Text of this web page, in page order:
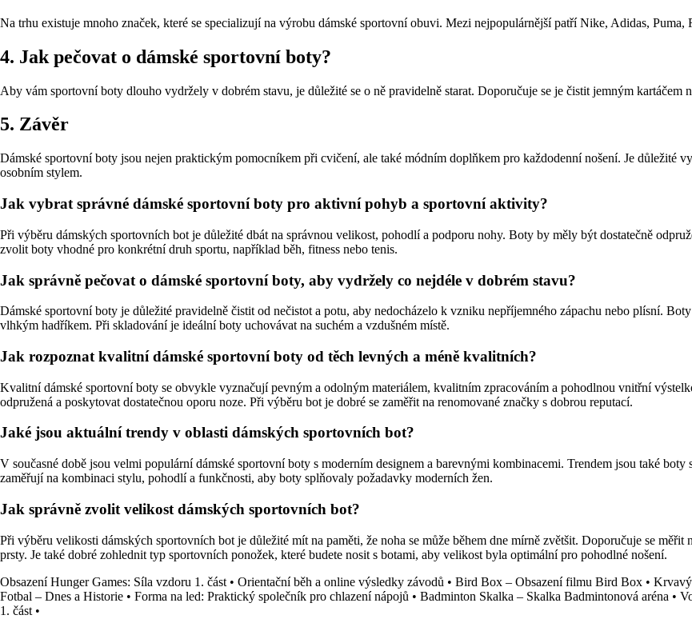
Na trhu existuje mnoho značek, které se specializují na výrobu dámské sportovní obuvi. Mezi nejpopulárnější patří Nike, Adidas, Puma,
4. Jak pečovat o dámské sportovní boty?
Aby vám sportovní boty dlouho vydržely v dobrém stavu, je důležité se o ně pravidelně starat. Doporučuje se je čistit jemným kartáčem
5. Závěr
Dámské sportovní boty jsou nejen praktickým pomocníkem při cvičení, ale také módním doplňkem pro každodenní nošení. Je důležité
osobním stylem.
Jak vybrat správné dámské sportovní boty pro aktivní pohyb a sportovní aktivity?
Při výběru dámských sportovních bot je důležité dbát na správnou velikost, pohodlí a podporu nohy. Boty by měly být dostatečně
zvolit boty vhodné pro konkrétní druh sportu, například běh, fitness nebo tenis.
Jak správně pečovat o dámské sportovní boty, aby vydržely co nejdéle v dobrém stavu?
Dámské sportovní boty je důležité pravidelně čistit od nečistot a potu, aby nedocházelo k vzniku nepříjemného zápachu nebo plísní.
vlhkým hadříkem. Při skladování je ideální boty uchovávat na suchém a vzdušném místě.
Jak rozpoznat kvalitní dámské sportovní boty od těch levných a méně kvalitních?
Kvalitní dámské sportovní boty se obvykle vyznačují pevným a odolným materiálem, kvalitním zpracováním a pohodlnou vnitřní
odpružená a poskytovat dostatečnou oporu noze. Při výběru bot je dobré se zaměřit na renomované značky s dobrou reputací.
Jaké jsou aktuální trendy v oblasti dámských sportovních bot?
V současné době jsou velmi populární dámské sportovní boty s moderním designem a barevnými kombinacemi. Trendem jsou také
zaměřují na kombinaci stylu, pohodlí a funkčnosti, aby boty splňovaly požadavky moderních žen.
Jak správně zvolit velikost dámských sportovních bot?
Při výběru velikosti dámských sportovních bot je důležité mít na paměti, že noha se může během dne mírně zvětšit. Doporučuje se
prsty. Je také dobré zohlednit typ sportovních ponožek, které budete nosit s botami, aby velikost byla optimální pro pohodlné nošení.
Obsazení Hunger Games: Síla vzdoru 1. část • Orientační běh a online výsledky závodů • Bird Box – Obsazení filmu Bird Box • Krvavý
Fotbal – Dnes a Historie • Forma na led: Praktický společník pro chlazení nápojů • Badminton Skalka – Skalka Badmintonová aréna •
1. část •